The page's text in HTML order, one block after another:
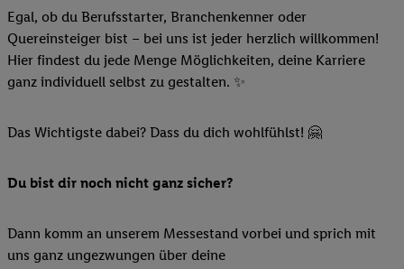
Egal, ob du Berufsstarter, Branchenkenner oder
Quereinsteiger bist – bei uns ist jeder herzlich willkommen!
Hier findest du jede Menge Möglichkeiten, deine Karriere
ganz individuell selbst zu gestalten. ✨
Das Wichtigste dabei? Dass du dich wohlfühlst! 🤗
Du bist dir noch nicht ganz sicher?
Dann komm an unserem Messestand vorbei und sprich mit
uns ganz ungezwungen über deine